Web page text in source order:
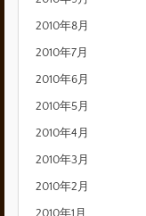
2010年8月
2010年7月
2010年6月
2010年5月
2010年4月
2010年3月
2010年2月
2010年1月